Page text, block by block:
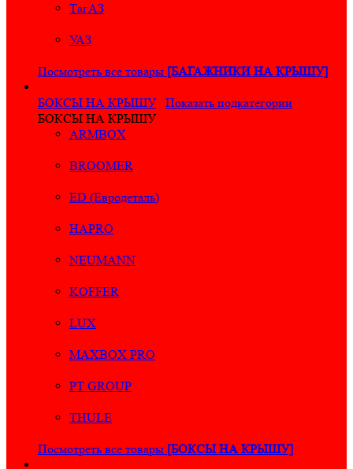
ТагАЗ
УАЗ
Посмотреть все товары [БАГАЖНИКИ НА КРЫШУ]
БОКСЫ НА КРЫШУ
Показать подкатегории
БОКСЫ НА КРЫШУ
ARMBOX
BROOMER
ED (Евродеталь)
HAPRO
NEUMANN
KOFFER
LUX
MAXBOX PRO
PT GROUP
THULE
Посмотреть все товары [БОКСЫ НА КРЫШУ]